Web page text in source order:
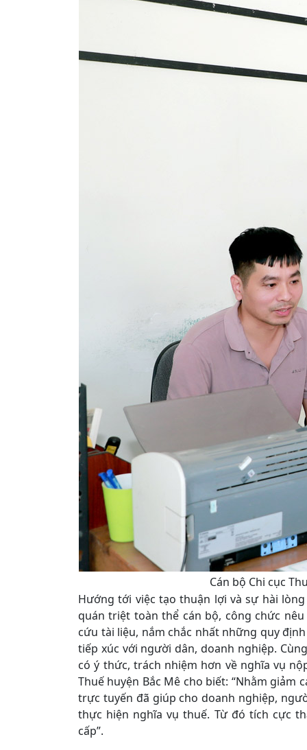
Cán bộ Chi cục
Hướng tới việc tạo thuận lợi và sự hài
quán triệt toàn thể cán bộ, công chức
cứu tài liệu, nắm chắc nhất những quy
tiếp xúc với người dân, doanh nghiệp.
có ý thức, trách nhiệm hơn về nghĩa vụ
Thuế huyện Bắc Mê cho biết: “Nhằm giảm
trực tuyến đã giúp cho doanh nghiệp,
thực hiện nghĩa vụ thuế. Từ đó tích cực
cấp”.